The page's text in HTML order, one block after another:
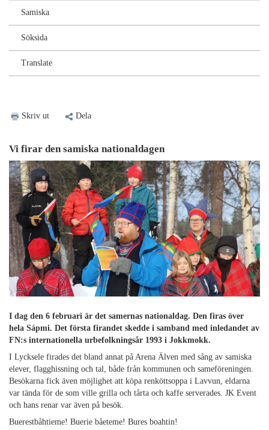
Samiska
Söksida
Translate
Skriv ut Dela
Vi firar den samiska nationaldagen
I dag den 6 februari är det samernas nationaldag. Den firas över
hela Sápmi. Det första firandet skedde i samband med inledandet av
FN:s internationella urbefolkningsår 1993 i Jokkmokk.
I Lycksele firades det bland annat på Arena Älven med sång av samiska
elever, flagghissning och tal, både från kommunen och sameföreningen.
Besökarna fick även möjlighet att köpa renköttsoppa i Lavvun, eldarna
var tända för de som ville grilla och tårta och kaffe serverades. JK Event
och hans renar var även på besök.
Buerestbåhtieme! Buerie båeteme! Bures boahtin!